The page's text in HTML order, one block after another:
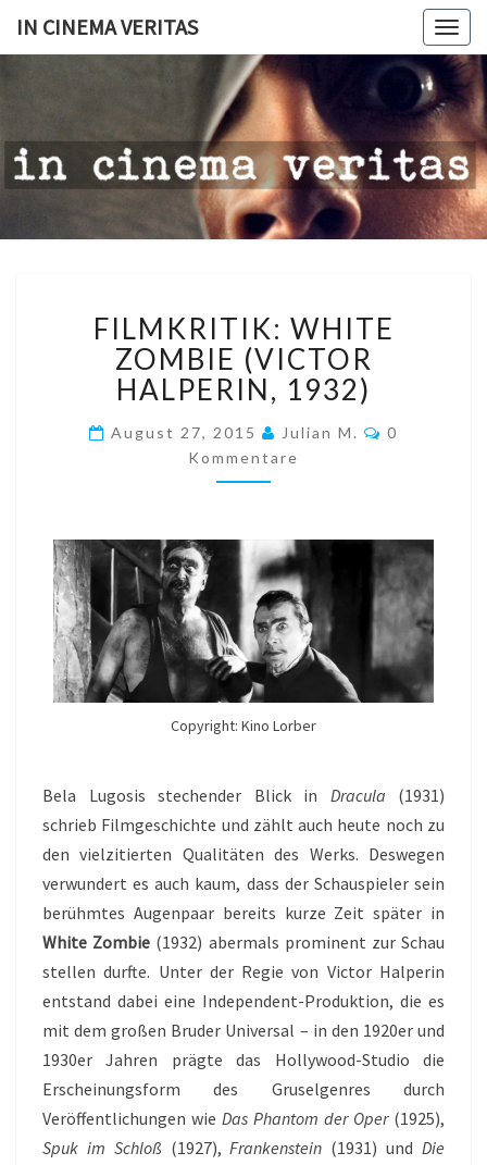
IN CINEMA VERITAS
IN
CINEMA
VERITAS
WHITE
ZOMBIE
(VICTOR
HALPERIN,
1932)
FILMKRITIK: WHITE
ZOMBIE (VICTOR
HALPERIN, 1932)
August 27, 2015 Julian M.
0
Kommentare
Copyright: Kino Lorber
Bela Lugosis stechender Blick in Dracula (1931)
schrieb Filmgeschichte und zählt auch heute noch zu
den vielzitierten Qualitäten des Werks. Deswegen
verwundert es auch kaum, dass der Schauspieler sein
berühmtes Augenpaar bereits kurze Zeit später in
White Zombie (1932) abermals prominent zur Schau
stellen durfte. Unter der Regie von Victor Halperin
entstand dabei eine Independent-Produktion, die es
mit dem großen Bruder Universal – in den 1920er und
1930er Jahren prägte das Hollywood-Studio die
Erscheinungsform des Gruselgenres durch
Veröffentlichungen wie Das Phantom der Oper(1925),
Spuk im Schloß (1927),Frankenstein (1931) undDie